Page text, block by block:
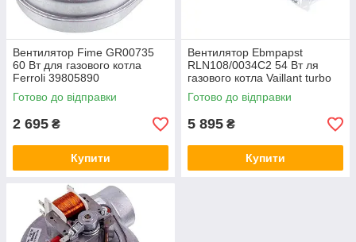
Вентилятор Fime GR00735
60 Вт для газового котла
Ferroli 39805890
Готово до відправки
2 695 ₴
Купити
Вентилятор Ebmpapst
RLN108/0034C2 54 Вт ля
газового котла Vaillant turbo
TEC/MAX Pro/Plus
0020020008
Готово до відправки
5 895 ₴
Купити